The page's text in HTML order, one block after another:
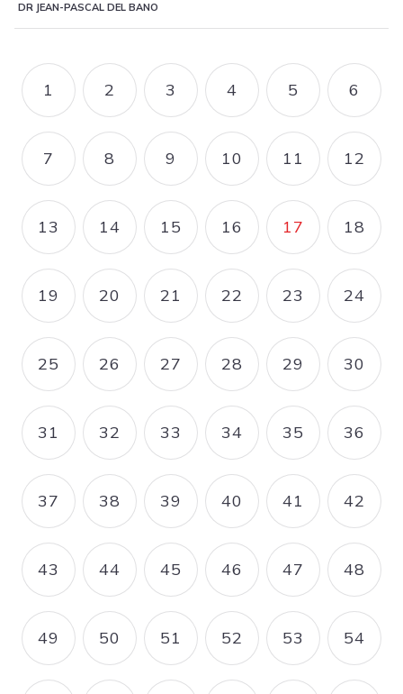
DR JEAN-PASCAL DEL BANO
Pagination
PAGE
1 PAGE
2 PAGE
3 PAGE
4 PAGE
5 PAGE
6
PAGE
7 PAGE
8 PAGE
9 PAGE
10 PAGE
11 PAGE
12
PAGE
13 PAGE
14 PAGE
15 PAGE
16 PAGE
17 PAGE
18
PAGE
19 PAGE
20 PAGE
21 PAGE
22 PAGE
23 PAGE
24
PAGE
25 PAGE
26 PAGE
27 PAGE
28 PAGE
29 PAGE
30
PAGE
31 PAGE
32 PAGE
33 PAGE
34 PAGE
35 PAGE
36
PAGE
37 PAGE
38 PAGE
39 PAGE
40 PAGE
41 PAGE
42
PAGE
43 PAGE
44 PAGE
45 PAGE
46 PAGE
47 PAGE
48
PAGE
49 PAGE
50 PAGE
51 PAGE
52 PAGE
53 PAGE
54